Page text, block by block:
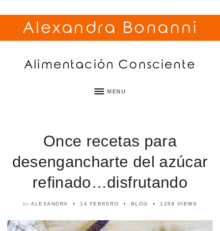
Alexandra Bonanni
Alimentación Consciente
MENU
Once recetas para
desengancharte del azúcar
refinado…disfrutando
by ALEXANDRA 14 FEBRERO BLOG 1259 VIEWS